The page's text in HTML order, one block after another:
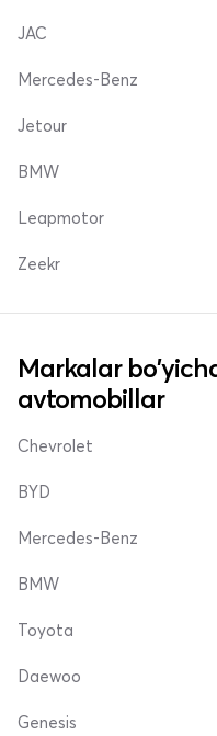
JAC
Mercedes-Benz
Jetour
BMW
Leapmotor
Zeekr
Markalar
avtomobillar
Chevrolet
BYD
Mercedes-Benz
BMW
Toyota
Daewoo
Genesis